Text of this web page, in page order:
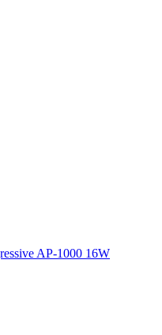
AP-1000 16W